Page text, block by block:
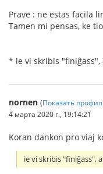
Prave : ne estas facila
Tamen mi pensas, ke
* ie vi skribis "finiĝass",
nornen (Показать
4 марта 2020 г., 19:14:21
Koran dankon pro viaj
ie vi skribis "finiĝass",